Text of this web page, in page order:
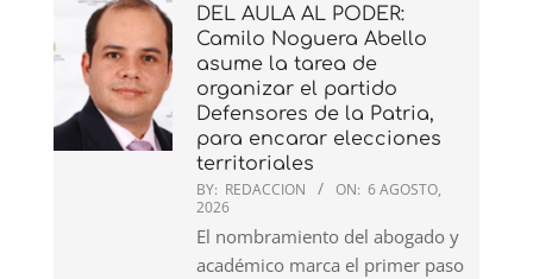
DEL AULA AL PODER:
Camilo Noguera Abello
asume la tarea de
organizar el partido
Defensores de la Patria,
para encarar elecciones
territoriales
BY: REDACCION ON: 6 AGOSTO,
2026
El nombramiento del abogado y
académico marca el primer paso